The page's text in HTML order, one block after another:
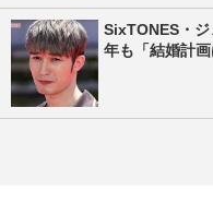
SixTONES・
年も「結婚計